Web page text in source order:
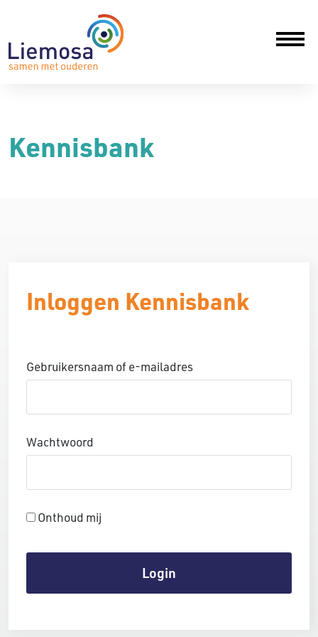
Kennisbank
Inloggen Kennisbank
Gebruikersnaam of e-mailadres
Wachtwoord
Onthoud mij